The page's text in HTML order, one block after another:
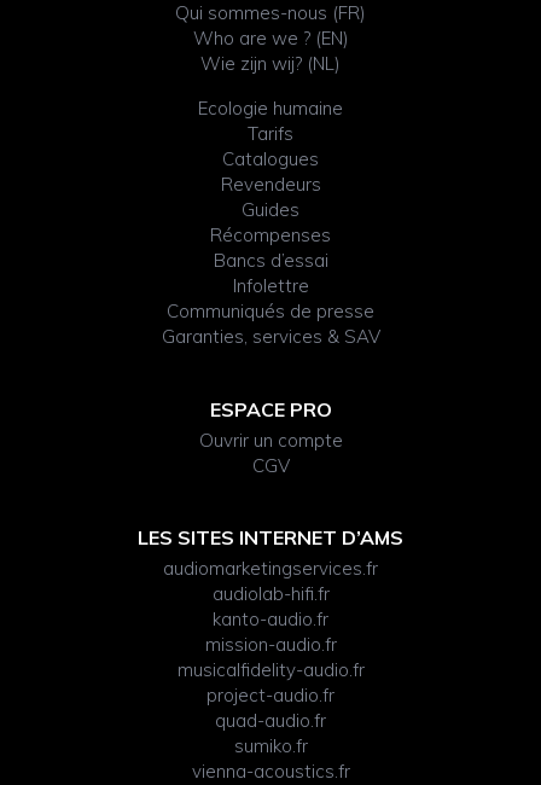
Qui sommes-nous (FR)
Who are we ? (EN)
Wie zijn wij? (NL)
Ecologie humaine
Tarifs
Catalogues
Revendeurs
Guides
Récompenses
Bancs d’essai
Infolettre
Communiqués de presse
Garanties, services & SAV
ESPACE PRO
Ouvrir un compte
CGV
LES SITES INTERNET D’AMS
audiomarketingservices.fr
audiolab-hifi.fr
kanto-audio.fr
mission-audio.fr
musicalfidelity-audio.fr
project-audio.fr
quad-audio.fr
sumiko.fr
vienna-acoustics.fr